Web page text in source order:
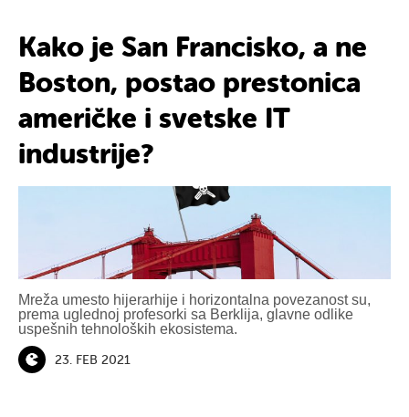
Kako je San Francisko, a ne
Boston, postao prestonica
američke i svetske IT
industrije?
Mreža umesto hijerarhije i horizontalna povezanost su,
prema uglednoj profesorki sa Berklija, glavne odlike
uspešnih tehnoloških ekosistema.
23. FEB 2021